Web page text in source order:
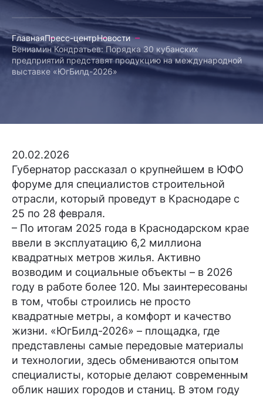
ГлавнаяПресс-центрНовости
Вениамин Кондратьев: Порядка 30 кубанских
предприятий представят продукцию на международной
выставке «ЮгБилд-2026»
20.02.2026
Губернатор рассказал о крупнейшем в ЮФО
форуме для специалистов строительной
отрасли, который проведут в Краснодаре с
25 по 28 февраля.
– По итогам 2025 года в Краснодарском крае
ввели в эксплуатацию 6,2 миллиона
квадратных метров жилья. Активно
возводим и социальные объекты – в 2026
году в работе более 120. Мы заинтересованы
в том, чтобы строились не просто
квадратные метры, а комфорт и качество
жизни. «ЮгБилд-2026» – площадка, где
представлены самые передовые материалы
и технологии, здесь обмениваются опытом
специалисты, которые делают современным
облик наших городов и станиц. В этом году